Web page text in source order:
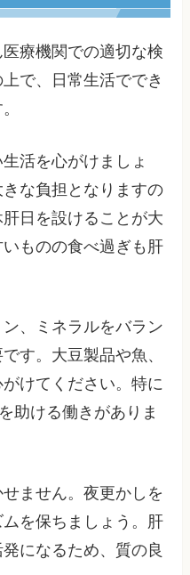
療機関での適切な検
で、日常生活ででき
活を心がけましょ
な負担となりますの
日を設けることが大
ものの食べ過ぎも肝
、ミネラルをバラン
す。大豆製品や魚、
けてください。特に
助ける働きがありま
ません。夜更かしを
を保ちましょう。肝
になるため、質の良